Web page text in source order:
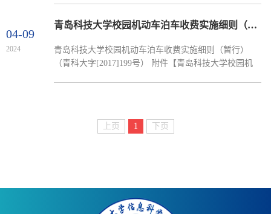
04-09
2024
青岛科技大学校园机动车泊车收费实施细则（暂行）
青岛科技大学校园机动车泊车收费实施细则（暂行）
（青科大字[2017]199号） 附件【青岛科技大学校园机
上页 1 下页